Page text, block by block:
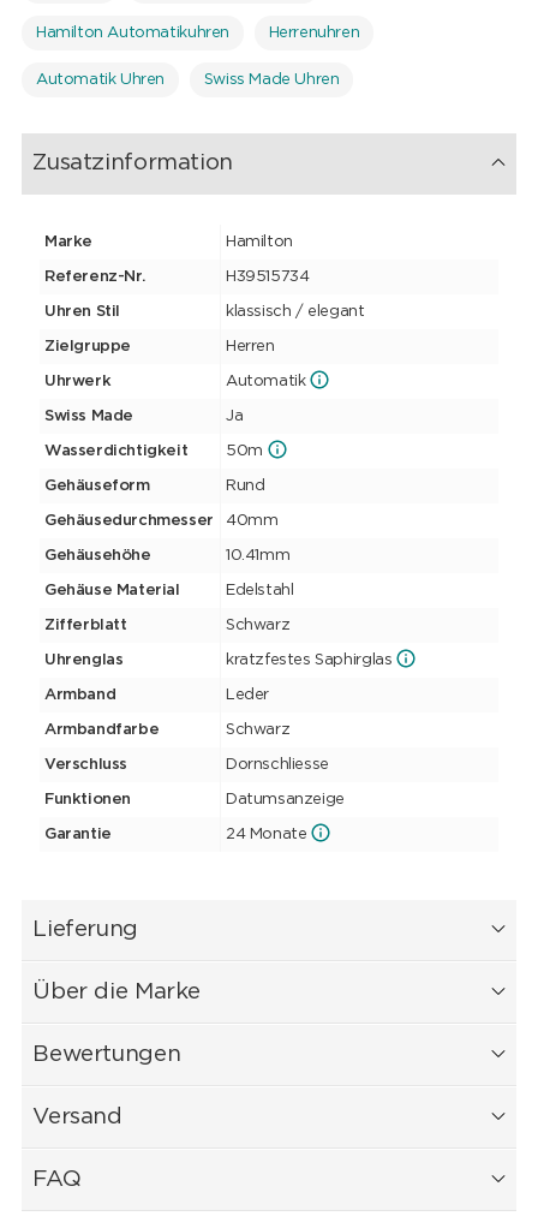
Hamilton Automatikuhren Herrenuhren
Automatik Uhren Swiss Made Uhren
Zusatzinformation
Marke Hamilton
Referenz-Nr. H39515734
Uhren Stil klassisch / elegant
Zielgruppe Herren
Uhrwerk Automatik
Swiss Made Ja
Wasserdichtigkeit 50m
Gehäuseform Rund
Gehäusedurchmesser 40mm
Gehäusehöhe 10.41mm
Gehäuse Material Edelstahl
Zifferblatt Schwarz
Uhrenglas kratzfestes Saphirglas
Armband Leder
Armbandfarbe Schwarz
Verschluss Dornschliesse
Funktionen Datumsanzeige
Garantie 24 Monate
Lieferung
Über die Marke
Bewertungen
Versand
FAQ